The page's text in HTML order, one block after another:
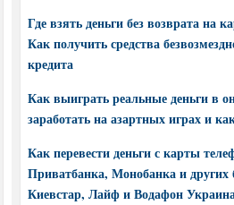
Где взять деньги без возврата на
Как получить средства
кредита
Как выиграть реальные деньги в
заработать на азартных играх и
Как перевести деньги с карты
Приватбанка, Монобанка и других
Киевстар, Лайф и Водафон